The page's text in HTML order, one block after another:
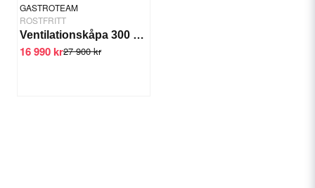
GASTROTEAM
ROSTFRITT
Ventilationskåpa 300 cm
27 900 kr
16 990 kr